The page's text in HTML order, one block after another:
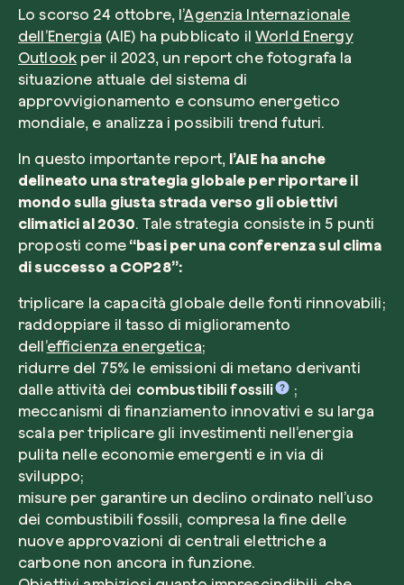
Lo scorso 24 ottobre, l’Agenzia Internazionale
dell’Energia (AIE) ha pubblicato ilWorld Energy
Outlookper il 2023, un report che fotografa la
situazione attuale del sistema di
approvvigionamento e consumo energetico
mondiale, e analizza i possibili trend futuri.
In questo importante report, l’AIE ha anche
delineato una strategia globale per riportare il
mondo sulla giusta strada verso gli obiettivi
climatici al 2030. Tale strategia consiste in 5 punti
proposti come“basi per una conferenza sul clima
di successo a COP28”:
triplicare la capacità globale delle fonti rinnovabili;
raddoppiare il tasso di miglioramento
dell’efficienza energetica;
ridurre del 75% le emissioni di metano derivanti
dalle attività dei combustibili fossili
;
meccanismi di finanziamento innovativi e su larga
scala per triplicare gli investimenti nell’energia
pulita nelle economie emergenti e in via di
sviluppo;
misure per garantire un declino ordinato nell’uso
dei combustibili fossili, compresa la fine delle
nuove approvazioni di centrali elettriche a
carbone non ancora in funzione.